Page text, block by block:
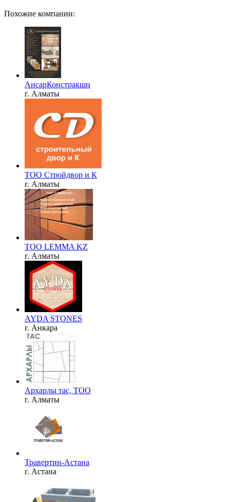
Похожие компании:
АнсарКонстракшн
г. Алматы
ТОО Стройдвор и К
г. Алматы
TOO LEMMA KZ
г. Алматы
AYDA STONES
г. Анкара
Архарлы тас, ТОО
г. Алматы
Травертин-Астана
г. Астана